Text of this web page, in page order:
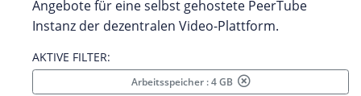
Angebote für eine selbst gehostete PeerTube
Instanz der dezentralen Video-Plattform.
AKTIVE FILTER:
Arbeitsspeicher : 4 GB